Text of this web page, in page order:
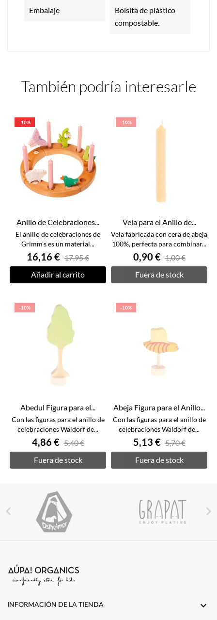
Embalaje
Bolsita de plástico
compostable.
También podría interesarle
-10%
Anillo de Celebraciones...
El anillo de celebraciones de
Grimm's es un material...
16,16 € 17,95 €
Añadir al carrito
-10%
Vela para el Anillo de...
Vela fabricada con cera de abeja
100%, perfecta para combinar...
0,90 € 1,00 €
Fuera de stock
-10%
Abedul Figura para el...
Con las figuras para el anillo de
celebraciones Waldorf de...
4,86 € 5,40 €
Fuera de stock
-10%
Abeja Figura para el Anillo...
Con las figuras para el anillo de
celebraciones Waldorf de...
5,13 € 5,70 €
Fuera de stock
 
INFORMACIÓN DE LA TIENDA 